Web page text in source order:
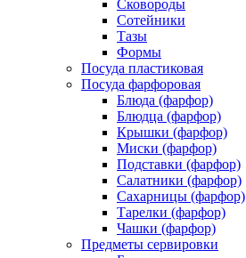
Сковороды
Сотейники
Тазы
Формы
Посуда пластиковая
Посуда фарфоровая
Блюда (фарфор)
Блюдца (фарфор)
Крышки (фарфор)
Миски (фарфор)
Подставки (фарфор)
Салатники (фарфор)
Сахарницы (фарфор)
Тарелки (фарфор)
Чашки (фарфор)
Предметы сервировки